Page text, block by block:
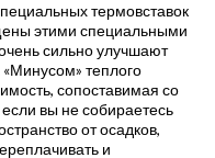
термовставок
этими специальными
сильно улучшают
теплого
сопоставимая со
вы не собираетесь
от осадков,
и